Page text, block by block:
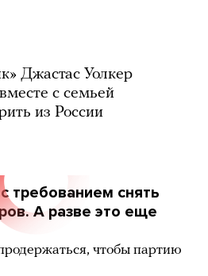
Джастас Уолкер
с семьей
из России
требованием снять
А разве это еще
чтобы партию